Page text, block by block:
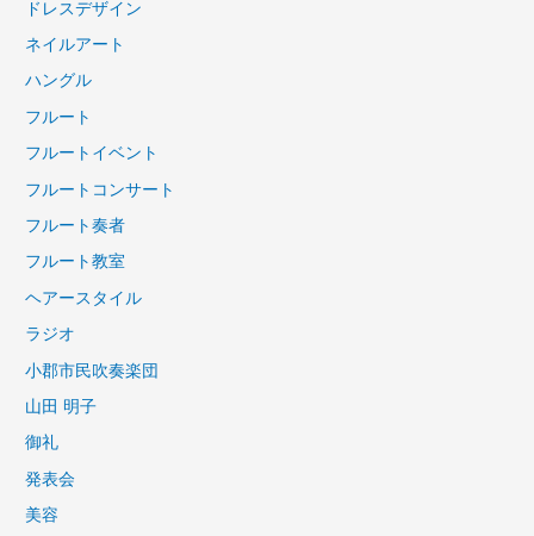
ドレスデザイン
ネイルアート
ハングル
フルート
フルートイベント
フルートコンサート
フルート奏者
フルート教室
ヘアースタイル
ラジオ
小郡市民吹奏楽団
山田 明子
御礼
発表会
美容